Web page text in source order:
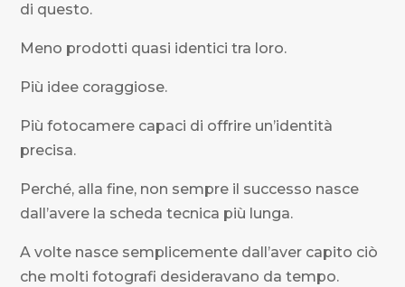
di questo.
Meno prodotti quasi identici tra loro.
Più idee coraggiose.
Più fotocamere capaci di offrire un’identità
precisa.
Perché, alla fine, non sempre il successo nasce
dall’avere la scheda tecnica più lunga.
A volte nasce semplicemente dall’aver capito ciò
che molti fotografi desideravano da tempo.